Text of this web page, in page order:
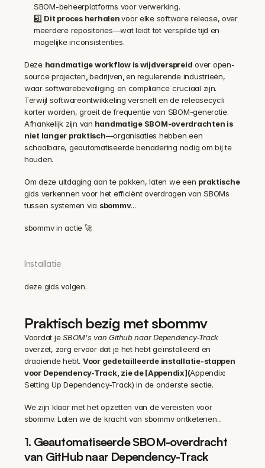
SBOM-beheerplatforms voor verwerking.
3️⃣ Dit proces herhalen voor elke software release, over
meerdere repositories—wat leidt tot verspilde tijd en
mogelijke inconsistenties.
Deze handmatige workflow is wijdverspreid over open-
source projecten , bedrijven , en regulerende industrieën,
waar softwarebeveiliging en compliance cruciaal zijn.
Terwijl softwareontwikkeling versnelt en de releasecycli
korter worden, groeit de frequentie van SBOM-generatie.
Afhankelijk zijn van handmatige SBOM-overdrachten is
niet langer praktisch—organisaties hebben een
schaalbare, geautomatiseerde benadering nodig om bij te
houden.
Om deze uitdaging aan te pakken, laten we een praktische
gids verkennen voor het efficiënt overdragen van SBOMs
tussen systemen via sbommv...
sbommv in actie 🚀
Installatie
deze gids volgen.
Praktisch bezig met sbommv
Voordat je SBOM's van Github naar Dependency-Track
overzet, zorg ervoor dat je het hebt geïnstalleerd en
draaiende hebt. Voor gedetailleerde installatie-stappen
voor Dependency-Track, zie de [Appendix](Appendix:
Setting Up Dependency-Track) in de onderste sectie.
We zijn klaar met het opzetten van de vereisten voor
sbommv. Laten we de kracht van sbommv ontketenen...
1. Geautomatiseerde SBOM-overdracht
van GitHub naar Dependency-Track